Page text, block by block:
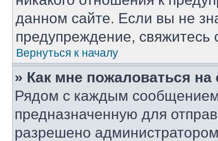
данном сайте. Если вы не
предупреждение,
Вернуться к началу
» Как мне пожаловаться
Рядом с каждым сообщением
предназначенную для
разрешено